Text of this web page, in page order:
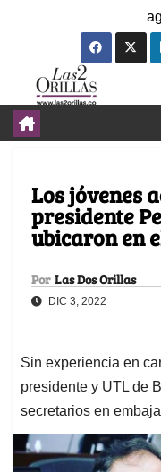
Los jóvenes
presidente
ubicaron en
Por Las Dos Orillas
DIC 3, 2022
Sin experiencia en
presidente y UTL de
secretarios en